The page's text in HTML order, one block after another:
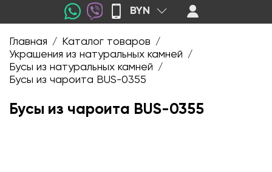
BYN
Главная / Каталог товаров /
Украшения из натуральных камней /
Бусы из натуральных камней /
Бусы из чароита BUS-0355
Бусы из чароита BUS-0355